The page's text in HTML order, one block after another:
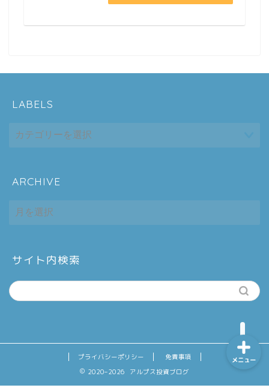
LABELS
ARCHIVE
ARCHIVE
サイト内検索
プライバシーポリシー
免責事項
2020–2026 アルプス投資ブログ
メニュー